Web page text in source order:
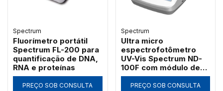
Spectrum
Fluorímetro portátil
Spectrum FL-200 para
quantificação de DNA,
RNA e proteínas
PREÇO SOB CONSULTA
Spectrum
Ultra micro
espectrofotômetro
UV-Vis Spectrum ND-
100F com módulo de
fluorescência e
cinética
PREÇO SOB CONSULTA